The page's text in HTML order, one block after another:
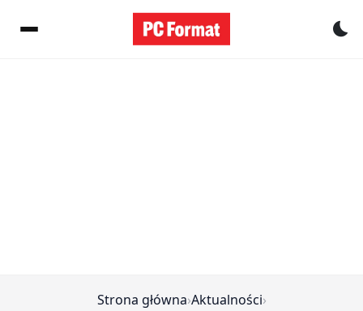
Strona główna›Aktualności›